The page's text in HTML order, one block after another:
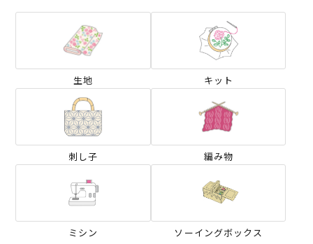
生地 キット
刺し子 編み物
ミシン ソーイングボックス